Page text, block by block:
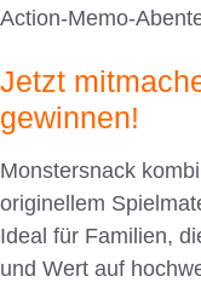
Action-Memo-
Jetzt
gewinnen!
Monstersnack
originellem
Ideal für Familien,
und Wert auf